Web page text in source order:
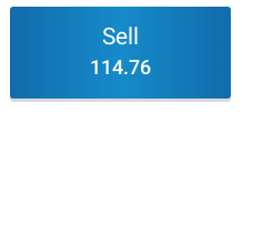
Sell
114.76